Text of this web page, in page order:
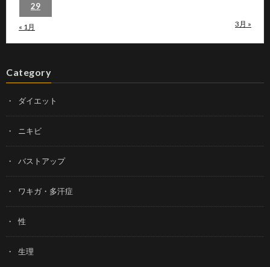
« 1月 3月 »
29
Category
ダイエット
ニキビ
バストアップ
ワキガ・多汗症
性
生理